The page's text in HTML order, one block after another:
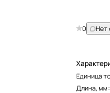
0 Нет
Единица
Длина, мм: